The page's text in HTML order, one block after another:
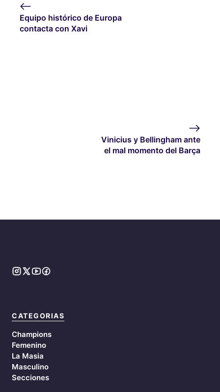
Equipo histórico de Europa
contacta con Xavi
Vinicius y Bellingham ante
el mal momento del Barça
CATEGORIAS
Champions
Femenino
La Masia
Masculino
Secciones